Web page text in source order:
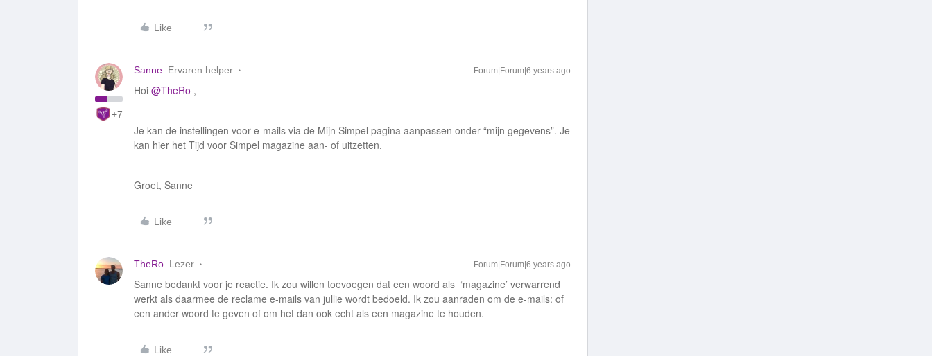
Like
+7
Sanne Ervaren helper Forum|Forum|6 years ago
Hoi @TheRo ,
Je kan de instellingen voor e-mails via de Mijn Simpel pagina aanpassen onder “mijn gegevens”. Je
kan hier het Tijd voor Simpel magazine aan- of uitzetten.
Groet, Sanne
Like
TheRo Lezer Forum|Forum|6 years ago
Sanne bedankt voor je reactie. Ik zou willen toevoegen dat een woord als ‘magazine’ verwarrend
werkt als daarmee de reclame e-mails van jullie wordt bedoeld. Ik zou aanraden om de e-mails: of
een ander woord te geven of om het dan ook echt als een magazine te houden.
Like